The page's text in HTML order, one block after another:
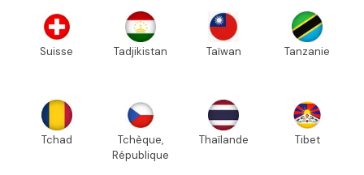
Suisse Tadjikistan Taïwan Tanzanie
Tchad
Tchèque,
République
Thaïlande Tibet